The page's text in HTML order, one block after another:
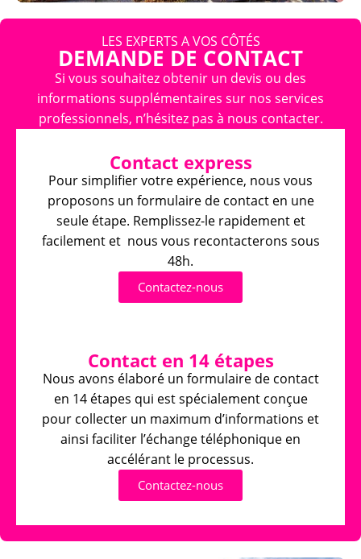
LES EXPERTS A VOS CÔTÉS
DEMANDE DE CONTACT
Si vous souhaitez obtenir un devis ou des
informations supplémentaires sur nos services
professionnels, n’hésitez pas à nous contacter.
Contact express
Pour simplifier votre expérience, nous vous
proposons un formulaire de contact en une
seule étape. Remplissez-le rapidement et
facilement et nous vous recontacterons sous
48h.
Contactez-nous
Contact en 14 étapes
Nous avons élaboré un formulaire de contact
en 14 étapes qui est spécialement conçue
pour collecter un maximum d’informations et
ainsi faciliter l’échange téléphonique en
accélérant le processus.
Contactez-nous